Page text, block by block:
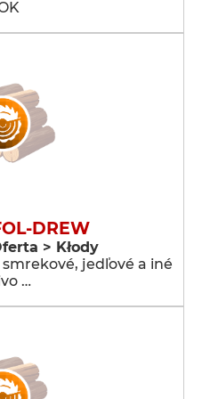
DREW
> Kłody
jedľové a iné
…